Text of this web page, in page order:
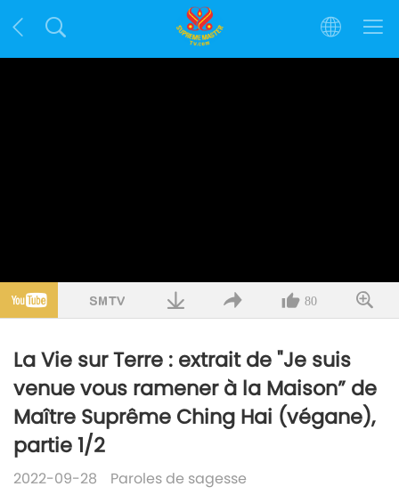
80
La Vie sur Terre : extrait de "Je suis
venue vous ramener à la Maison” de
Maître Suprême Ching Hai (végane),
partie 1/2
2022-09-28 Paroles de sagesse